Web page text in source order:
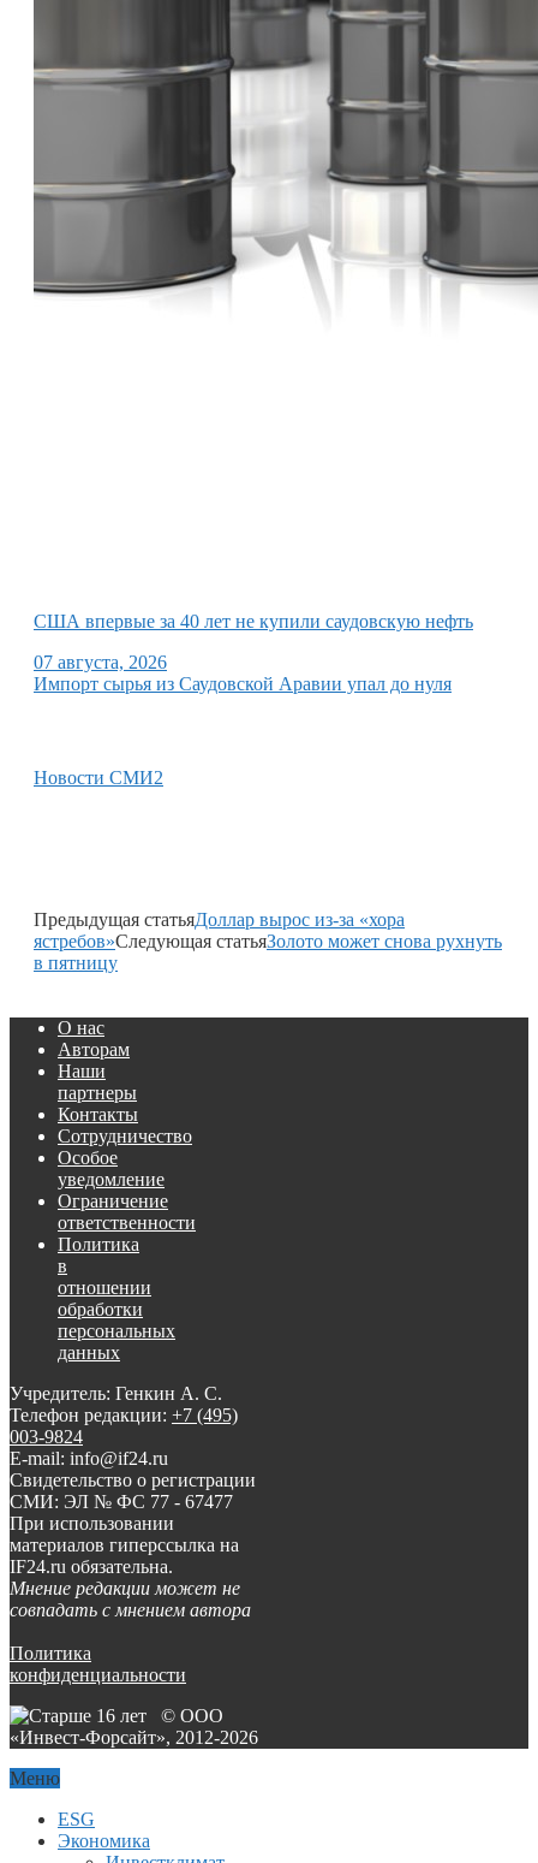
США впервые за 40 лет не купили саудовскую нефть
07 августа, 2026
Импорт сырья из Саудовской Аравии упал до нуля
Новости СМИ2
Предыдущая статьяДоллар вырос из-за «хора
ястребов»Следующая статьяЗолото может снова рухнуть
в пятницу
О нас
Авторам
Наши
партнеры
Контакты
Сотрудничество
Особое
уведомление
Ограничение
ответственности
Политика
в
отношении
обработки
персональных
данных
Учредитель: Генкин А. С.
Телефон редакции: +7 (495)
003-9824
E-mail: info@if24.ru
Свидетельство о регистрации
СМИ: ЭЛ № ФС 77 - 67477
При использовании
материалов гиперссылка на
IF24.ru обязательна.
Мнение редакции может не
совпадать с мнением автора
Политика
конфиденциальности
© ООО
«Инвест-Форсайт», 2012-2026
Меню
ESG
Экономика